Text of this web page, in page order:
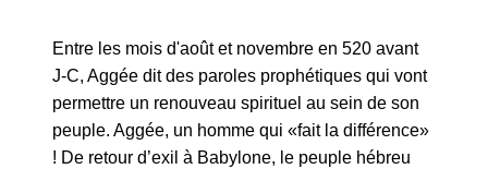
Entre les mois d'août et novembre en 520 avant
J-C, Aggée dit des paroles prophétiques qui vont
permettre un renouveau spirituel au sein de son
peuple. Aggée, un homme qui «fait la différence»
! De retour d’exil à Babylone, le peuple hébreu